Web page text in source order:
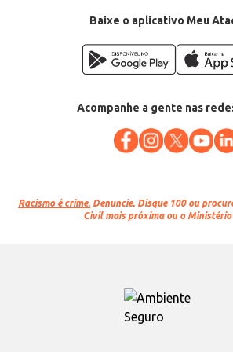
Baixe o aplicativo Meu
Acompanhe a gente nas
Racismo é crime. Denuncie. Disque 100 ou
Civil mais próxima ou o